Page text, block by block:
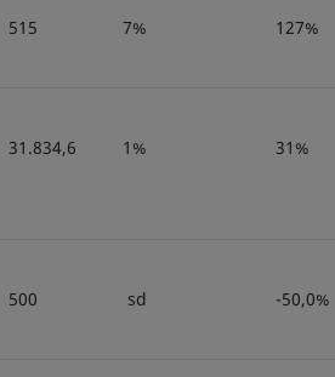
515 7% 127%
31.834,6 1% 31%
500 sd -50,0%